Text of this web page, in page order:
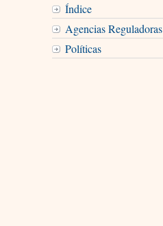
Índice
Agencias Reguladoras
Políticas